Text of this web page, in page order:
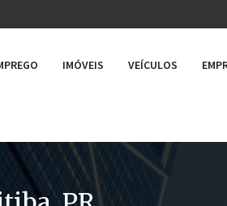
IMÓVEIS VEÍCULOS